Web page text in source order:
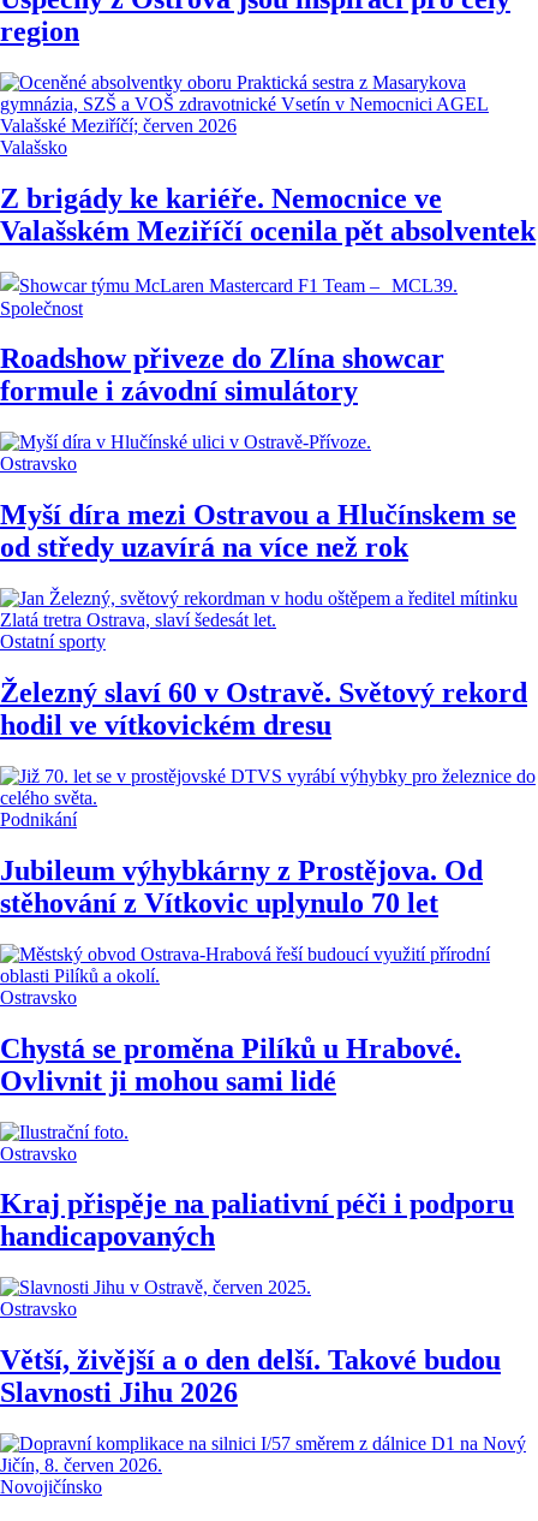
region
Valašsko
Z brigády ke kariéře. Nemocnice ve
Valašském Meziříčí ocenila pět absolventek
Společnost
Roadshow přiveze do Zlína showcar
formule i závodní simulátory
Ostravsko
Myší díra mezi Ostravou a Hlučínskem se
od středy uzavírá na více než rok
Ostatní sporty
Železný slaví 60 v Ostravě. Světový rekord
hodil ve vítkovickém dresu
Podnikání
Jubileum výhybkárny z Prostějova. Od
stěhování z Vítkovic uplynulo 70 let
Ostravsko
Chystá se proměna Pilíků u Hrabové.
Ovlivnit ji mohou sami lidé
Ostravsko
Kraj přispěje na paliativní péči i podporu
handicapovaných
Ostravsko
Větší, živější a o den delší. Takové budou
Slavnosti Jihu 2026
Novojičínsko